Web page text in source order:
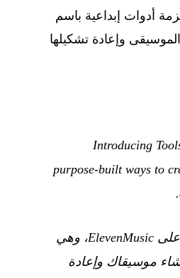
وإعادة تشكيلها
Introducing
purpose-built ways to
نطلق Tools على ElevenMusic، وهي
موسيقاك وإعادة